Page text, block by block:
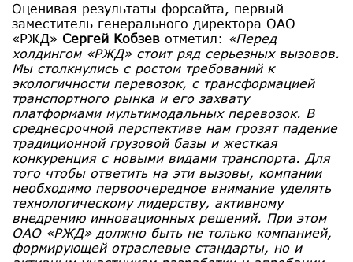
Оценивая результаты форсайта, первый
заместитель генерального директора ОАО
«РЖД» Сергей Кобзев отметил: «Перед
холдингом «РЖД» стоит ряд серьезных вызовов.
Мы столкнулись с ростом требований к
экологичности перевозок, с трансформацией
транспортного рынка и его захвату
платформами мультимодальных перевозок. В
среднесрочной перспективе нам грозят падение
традиционной грузовой базы и жесткая
конкуренция с новыми видами транспорта. Для
того чтобы ответить на эти вызовы, компании
необходимо первоочередное внимание уделять
технологическому лидерству, активному
внедрению инновационных решений. При этом
ОАО «РЖД» должно быть не только компанией,
формирующей отраслевые стандарты, но и